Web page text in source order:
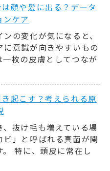
顔や髪に出る？データ
ンケア
の変化が気になると、
意識が向きやすいもの
枚の皮膚としてつなが
起こす？考えられる原
抜け毛も増えている場
」と呼ばれる真菌が関
特に、頭皮に常在し